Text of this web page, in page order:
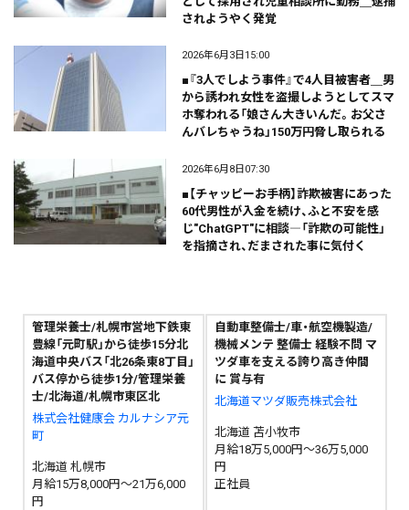
されようやく発覚
2026年6月3日15:00
■『3人でしよう事件』で4人目被害者＿男
から誘われ女性を盗撮しようとしてスマ
ホ奪われる「娘さん大きいんだ。お父さ
んバレちゃうね」150万円脅し取られる
2026年6月8日07:30
■【チャッピーお手柄】詐欺被害にあった
60代男性が入金を続け、ふと不安を感
じ"ChatGPT"に相談―「詐欺の可能性」
を指摘され、だまされた事に気付く
管理栄養士/札幌市営地下鉄東
豊線「元町駅」から徒歩15分北
海道中央バス「北26条東8丁目」
バス停から徒歩1分/管理栄養
士/北海道/札幌市東区北
株式会社健康会 カルナシア元
町
北海道 札幌市
月給15万8,000円～21万6,000
円
自動車整備士/車・航空機製造/
機械メンテ 整備士 経験不問 マ
ツダ車を支える誇り高き仲間
に 賞与有
北海道マツダ販売株式会社
北海道 苫小牧市
月給18万5,000円～36万5,000
円
正社員